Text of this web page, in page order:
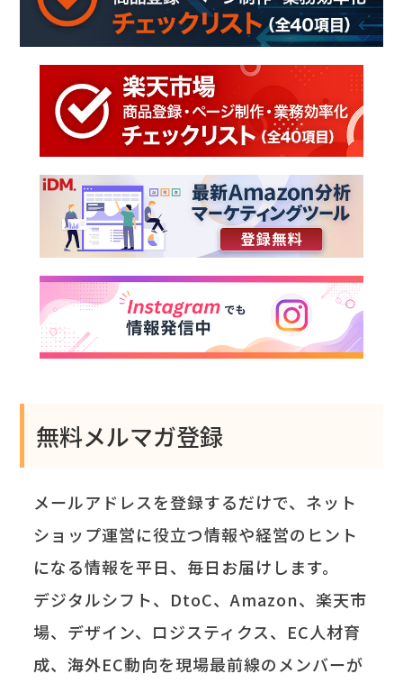
無料メルマガ登録
メールアドレスを登録するだけで、ネット
ショップ運営に役立つ情報や経営のヒント
になる情報を平日、毎日お届けします。
デジタルシフト、DtoC、Amazon、楽天市
場、デザイン、ロジスティクス、EC人材育
成、海外EC動向を現場最前線のメンバーが